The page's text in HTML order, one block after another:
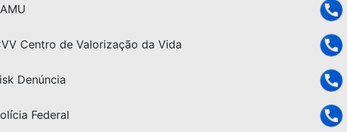
Centro de Valorização da Vida
Denúncia
Federal